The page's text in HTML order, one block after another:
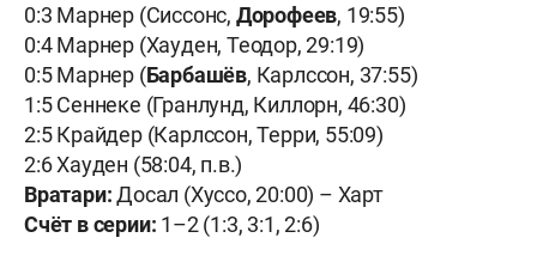
0:3 Марнер (Сиссонс, Дорофеев, 19:55)
0:4 Марнер (Хауден, Теодор, 29:19)
0:5 Марнер (Барбашёв, Карлссон, 37:55)
1:5 Сеннеке (Гранлунд, Киллорн, 46:30)
2:5 Крайдер (Карлссон, Терри, 55:09)
2:6 Хауден (58:04, п.в.)
Вратари:Досал (Хуссо, 20:00) – Харт
Счёт в серии: 1–2 (1:3, 3:1, 2:6)